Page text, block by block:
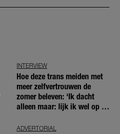
INTERVIEW
Hoe deze trans meiden met
meer zelfvertrouwen de
zomer beleven: ‘Ik dacht
alleen maar: lijk ik wel op de
ADVERTORIAL